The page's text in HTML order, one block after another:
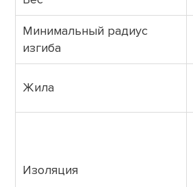
Минимальный радиус
изгиба
Жила
Изоляция